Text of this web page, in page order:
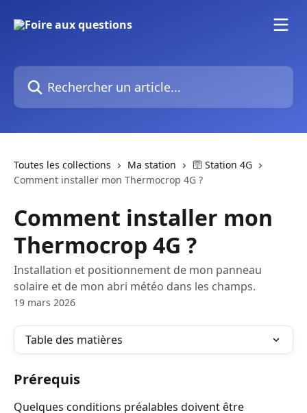
Rechercher un article...
Toutes les collections Ma station
🛜 Station 4G
Comment installer mon Thermocrop 4G ?
Comment installer mon
Thermocrop 4G ?
Installation et positionnement de mon panneau
solaire et de mon abri météo dans les champs.
19 mars 2026
Table des matières
Prérequis
Quelques conditions préalables doivent être